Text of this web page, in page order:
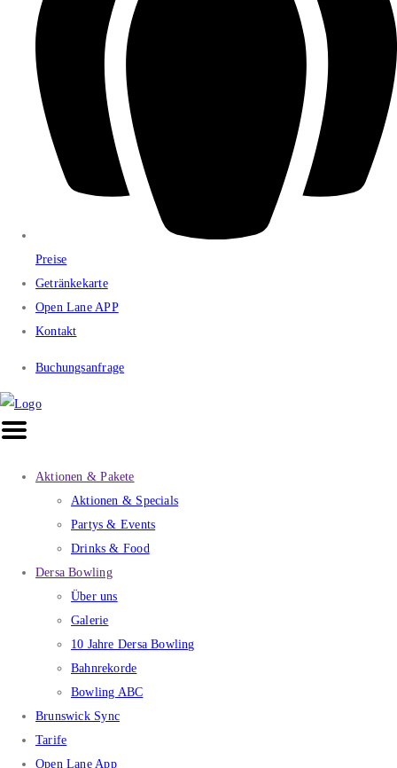
Preise
Getränkekarte
Open Lane APP
Kontakt
Buchungsanfrage
Aktionen & Pakete
Aktionen & Specials
Partys & Events
Drinks & Food
Dersa Bowling
Über uns
Galerie
10 Jahre Dersa Bowling
Bahnrekorde
Bowling ABC
Brunswick Sync
Tarife
Open Lane App